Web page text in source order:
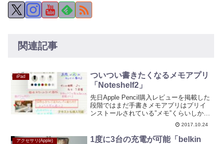
関連記事
iPad
ついつい書きたくなるメモアプリ
「Noteshelf2」
先日Apple Pencil購入レビューを掲載した
段階ではまだ手書きメモアプリはプリイ
ンストールされている”メモ”くらいしかあ
りませんでした。しかしApple Pencilを使
っていくと評判通りの書きやすさだった
ので、もっと活かしたいなと他...
2017.10.24
アクセサリ(Apple)
1度に3台の充電が可能「belkin